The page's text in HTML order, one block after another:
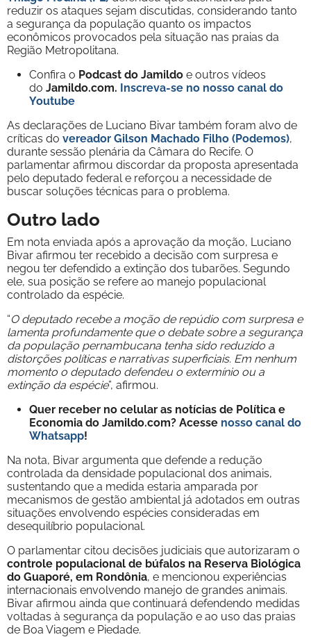
reduzir os ataques sejam discutidas, considerando tanto
a segurança da população quanto os impactos
econômicos provocados pela situação nas praias da
Região Metropolitana.
Confira o Podcast do Jamildo e outros vídeos
do Jamildo.com. Inscreva-se no nosso canal do
Youtube
As declarações de Luciano Bivar também foram alvo de
críticas do vereador Gilson Machado Filho (Podemos),
durante sessão plenária da Câmara do Recife. O
parlamentar afirmou discordar da proposta apresentada
pelo deputado federal e reforçou a necessidade de
buscar soluções técnicas para o problema.
Outro lado
Em nota enviada após a aprovação da moção, Luciano
Bivar afirmou ter recebido a decisão com surpresa e
negou ter defendido a extinção dos tubarões. Segundo
ele, sua posição se refere ao manejo populacional
controlado da espécie.
“O deputado recebe a moção de repúdio com surpresa e
lamenta profundamente que o debate sobre a segurança
da população pernambucana tenha sido reduzido a
distorções políticas e narrativas superficiais. Em nenhum
momento o deputado defendeu o extermínio ou a
extinção da espécie”, afirmou.
Quer receber no celular as notícias de Política e
Economia do Jamildo.com? Acesse nosso canal do
Whatsapp!
Na nota, Bivar argumenta que defende a redução
controlada da densidade populacional dos animais,
sustentando que a medida estaria amparada por
mecanismos de gestão ambiental já adotados em outras
situações envolvendo espécies consideradas em
desequilíbrio populacional.
O parlamentar citou decisões judiciais que autorizaram o
controle populacional de búfalos na Reserva Biológica
do Guaporé, em Rondônia, e mencionou experiências
internacionais envolvendo manejo de grandes animais.
Bivar afirmou ainda que continuará defendendo medidas
voltadas à segurança da população e ao uso das praias
de Boa Viagem e Piedade.